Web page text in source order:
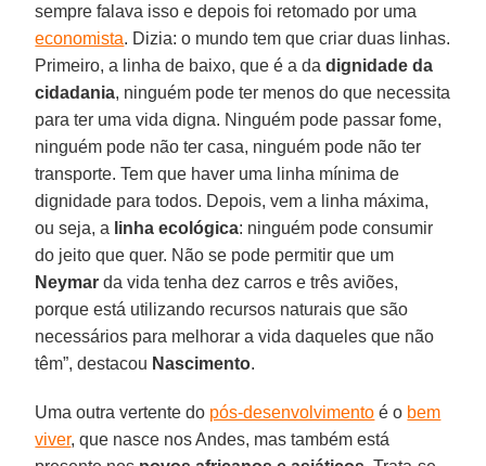
sempre falava isso e depois foi retomado por uma
economista. Dizia: o mundo tem que criar duas linhas.
Primeiro, a linha de baixo, que é a dadignidade da
cidadania, ninguém pode ter menos do que necessita
para ter uma vida digna. Ninguém pode passar fome,
ninguém pode não ter casa, ninguém pode não ter
transporte. Tem que haver uma linha mínima de
dignidade para todos. Depois, vem a linha máxima,
ou seja, a linha ecológica: ninguém pode consumir
do jeito que quer. Não se pode permitir que um
Neymar da vida tenha dez carros e três aviões,
porque está utilizando recursos naturais que são
necessários para melhorar a vida daqueles que não
têm”, destacou Nascimento.
Uma outra vertente do pós-desenvolvimento é o bem
viver, que nasce nos Andes, mas também está